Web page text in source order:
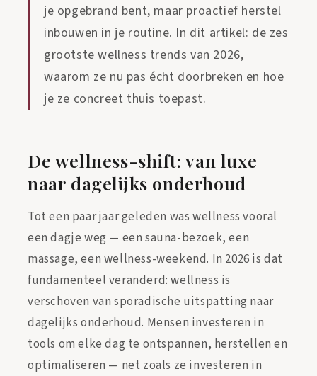
je opgebrand bent, maar proactief herstel
inbouwen in je routine. In dit artikel: de zes
grootste wellness trends van 2026,
waarom ze nu pas écht doorbreken en hoe
je ze concreet thuis toepast.
De wellness-shift: van luxe
naar dagelijks onderhoud
Tot een paar jaar geleden was wellness vooral
een dagje weg — een sauna-bezoek, een
massage, een wellness-weekend. In 2026 is dat
fundamenteel veranderd: wellness is
verschoven van sporadische uitspatting naar
dagelijks onderhoud. Mensen investeren in
tools om elke dag te ontspannen, herstellen en
optimaliseren — net zoals ze investeren in